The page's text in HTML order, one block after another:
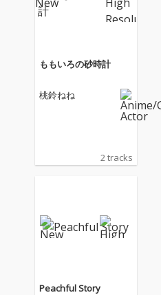
ももいろの砂時計
桃鈴ねね
2 tracks
Peachful Story